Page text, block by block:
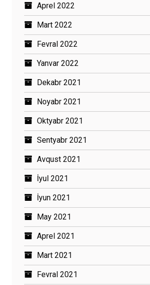
Aprel 2022
Mart 2022
Fevral 2022
Yanvar 2022
Dekabr 2021
Noyabr 2021
Oktyabr 2021
Sentyabr 2021
Avqust 2021
İyul 2021
İyun 2021
May 2021
Aprel 2021
Mart 2021
Fevral 2021